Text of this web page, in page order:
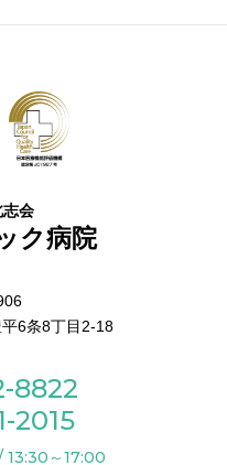
会
ク病院
6条8丁目2-18
8822
2015
～17:00